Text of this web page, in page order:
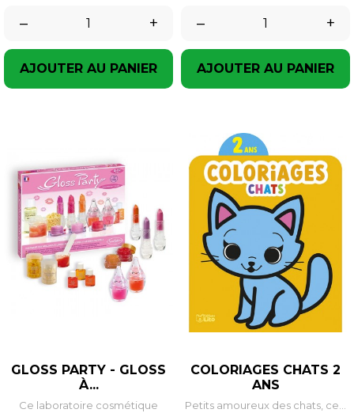
–
+
AJOUTER AU PANIER
–
+
AJOUTER AU PANIER
GLOSS PARTY - GLOSS
À...
Ce laboratoire cosmétique
COLORIAGES CHATS 2
ANS
Petits amoureux des chats, ce...